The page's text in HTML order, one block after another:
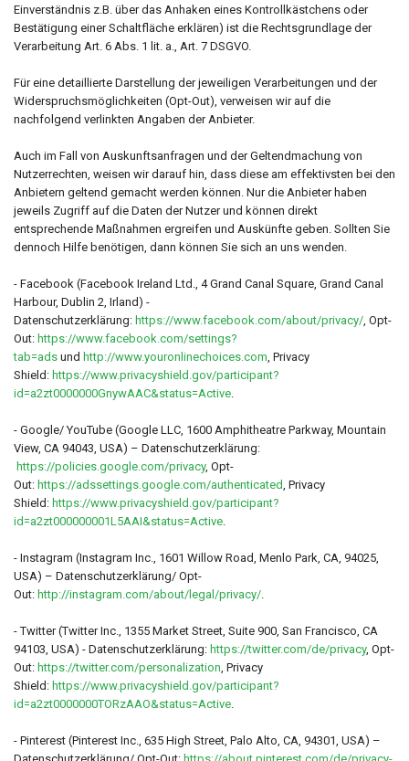
Einverständnis z.B. über das Anhaken eines Kontrollkästchens oder
Bestätigung einer Schaltfläche erklären) ist die Rechtsgrundlage der
Verarbeitung Art. 6 Abs. 1 lit. a., Art. 7 DSGVO.
Für eine detaillierte Darstellung der jeweiligen Verarbeitungen und der
Widerspruchsmöglichkeiten (Opt-Out), verweisen wir auf die
nachfolgend verlinkten Angaben der Anbieter.
Auch im Fall von Auskunftsanfragen und der Geltendmachung von
Nutzerrechten, weisen wir darauf hin, dass diese am effektivsten bei den
Anbietern geltend gemacht werden können. Nur die Anbieter haben
jeweils Zugriff auf die Daten der Nutzer und können direkt
entsprechende Maßnahmen ergreifen und Auskünfte geben. Sollten Sie
dennoch Hilfe benötigen, dann können Sie sich an uns wenden.
- Facebook (Facebook Ireland Ltd., 4 Grand Canal Square, Grand Canal
Harbour, Dublin 2, Irland) -
Datenschutzerklärung: https://www.facebook.com/about/privacy/, Opt-
Out: https://www.facebook.com/settings?
tab=ads und http://www.youronlinechoices.com, Privacy
Shield: https://www.privacyshield.gov/participant?
id=a2zt0000000GnywAAC&status=Active.
- Google/ YouTube (Google LLC, 1600 Amphitheatre Parkway, Mountain
View, CA 94043, USA) – Datenschutzerklärung:
https://policies.google.com/privacy, Opt-
Out: https://adssettings.google.com/authenticated, Privacy
Shield: https://www.privacyshield.gov/participant?
id=a2zt000000001L5AAI&status=Active.
- Instagram (Instagram Inc., 1601 Willow Road, Menlo Park, CA, 94025,
USA) – Datenschutzerklärung/ Opt-
Out: http://instagram.com/about/legal/privacy/.
- Twitter (Twitter Inc., 1355 Market Street, Suite 900, San Francisco, CA
94103, USA) - Datenschutzerklärung: https://twitter.com/de/privacy, Opt-
Out: https://twitter.com/personalization, Privacy
Shield: https://www.privacyshield.gov/participant?
id=a2zt0000000TORzAAO&status=Active.
- Pinterest (Pinterest Inc., 635 High Street, Palo Alto, CA, 94301, USA) –